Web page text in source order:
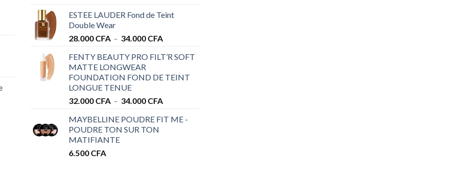
prix :
à
ESTEE LAUDER Fond de Teint
Double Wear
28.000 CFA – 34.000 CFAPlage
prix :
à
FENTY BEAUTY PRO FILT’R SOFT
MATTE LONGWEAR
FOUNDATION FOND DE TEINT
LONGUE TENUE
32.000 CFA – 34.000 CFAPlage
prix :
MAYBELLINE POUDRE FIT ME -
POUDRE TON SUR TON
MATIFIANTE
6.500 CFA